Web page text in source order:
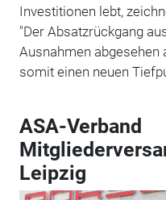
Investitionen lebt,
"Der Absatzrückgang
Ausnahmen abgesehen
somit einen neuen
ASA-Verband
Leipzig